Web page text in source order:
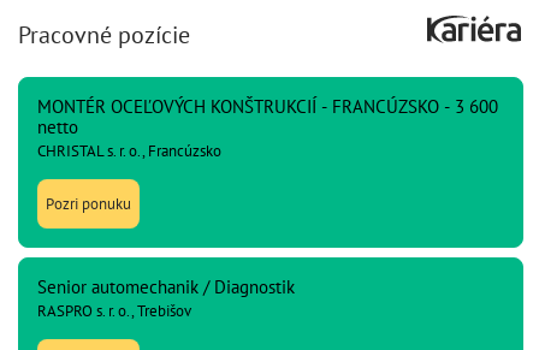
Pracovné pozície
MONTÉR OCEĽOVÝCH KONŠTRUKCIÍ - FRANCÚZSKO - 3 600
netto
CHRISTAL s. r. o., Francúzsko
Pozri ponuku
Senior automechanik / Diagnostik
RASPRO s. r. o., Trebišov